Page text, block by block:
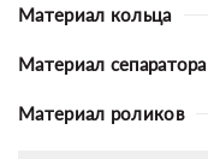
Материал кольца
Материал сепаратора
Материал роликов